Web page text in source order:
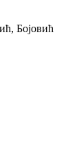
Бојовић